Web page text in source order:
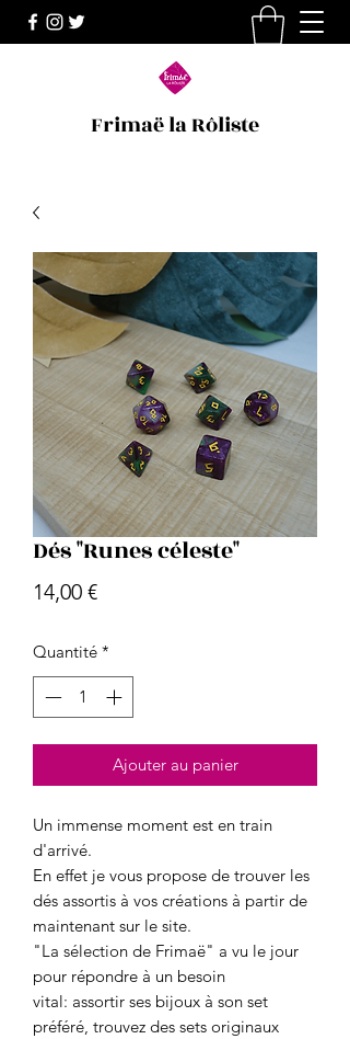
Frimaë la Rôliste
Dés "Runes céleste"
14,00 €Prix
Quantité *
Ajouter au panier
Un immense moment est en train
d'arrivé.
En effet je vous propose de trouver les
dés assortis à vos créations à partir de
maintenant sur le site.
"La sélection de Frimaë" a vu le jour
pour répondre à un besoin
vital: assortir ses bijoux à son set
préféré, trouvez des sets originaux